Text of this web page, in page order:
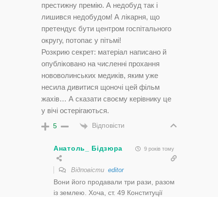
престижну премію. А недобуд так і
лишився недобудом! А лікарня, що
претендує бути центром госпітального
округу, потопає у пітьмі!
Розкрию секрет: матеріал написано й
опубліковано на численні прохання
нововолинських медиків, яким уже
несила дивитися щоночі цей фільм
жахів… А сказати своєму керівнику це
у вічі остерігаються.
5 Відповісти
Анатоль_ Бідзюра 9 років тому
Відповісти editor
Вони його продавали три рази, разом
із землею. Хоча, ст. 49 Конституції